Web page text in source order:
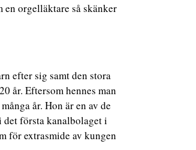
orgelläktare så skänker
efter sig samt den stora
år. Eftersom hennes man
år. Hon är en av de
det första kanalbolaget i
för extrasmide av kungen